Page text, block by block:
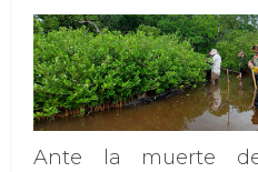
Ante la muerte